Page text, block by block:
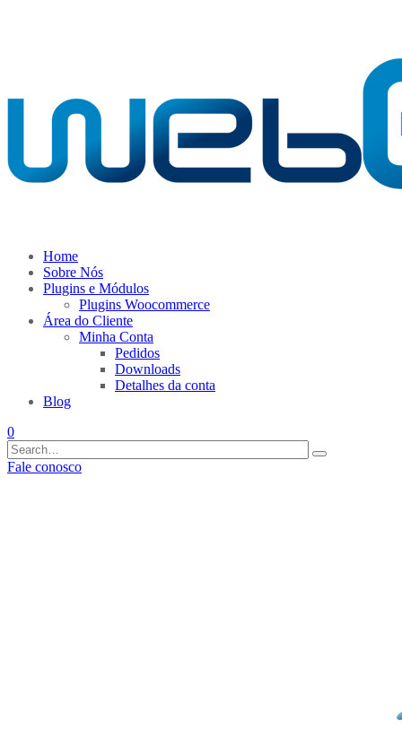
Home
Sobre Nós
Plugins e Módulos
Plugins Woocommerce
Área do Cliente
Minha Conta
Pedidos
Downloads
Detalhes da conta
Blog
0
Fale conosco